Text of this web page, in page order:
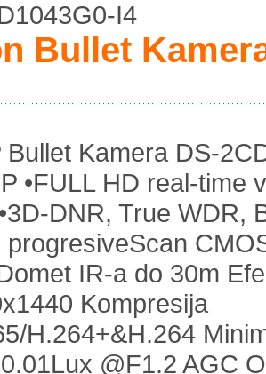
I4
Bullet
Bullet Kamera DS-
•FULL HD real-time
DNR, True WDR,
progresiveScan
IR-a do 30m
Kompresija
H.264+&H.264
@F1.2 AGC